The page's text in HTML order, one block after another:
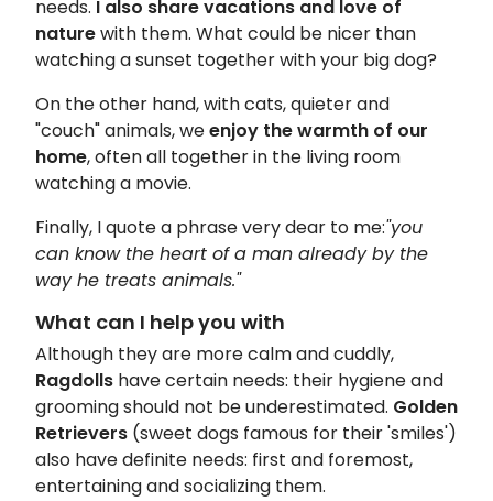
needs. I also share vacations and love of
naturewith them. What could be nicer than
watching a sunset together with your big dog?
On the other hand, with cats, quieter and
"couch" animals, weenjoy the warmth of our
home, often all together in the living room
watching a movie.
Finally, I quote a phrase very dear to me:"you
can know the heart of a man already by the
way he treats animals."
What can I help you with
Although they are more calm and cuddly,
Ragdolls have certain needs: their hygiene and
grooming should not be underestimated. Golden
Retrievers (sweet dogs famous for their 'smiles')
also have definite needs: first and foremost,
entertaining and socializing them.